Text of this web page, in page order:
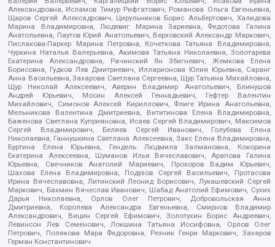
Александровна, Исламов Тимур Рифгатович, Романова Ольга Евгеньевна,
Щаров Сергей Алексадрович, Цирульников Борис Альбертович, Халидова
Марина Владимировна, Людевиг Марина Зариевна, Федотова Галина
Анатольевна, Паутов Юрий Анатольевич, Верховский Александр Маркович,
Пислакова-Паркер Марина Петровна, Кочеткова Татьяна Владимировна,
Чуркина Наталья Валерьевна, Акимова Татьяна Николаевна, Золотарева
Екатерина Александровна, Рачинский Ян Збигневич, Жемкова Елена
Борисовна, Гудков Лев Дмитриевич, Илларионова Юлия Юрьевна, Саранг
Анна Васильевна, Захарова Светлана Сергеевна, Щур Татьяна Михайловна,
Щур Николай Алексеевич, Аверин Владимир Анатольевич, Блинушов
Андрей Юрьевич, Мосин Алексей Геннадьевич, Гефтер Валентин
Михайлович, Симонов Алексей Кириллович, Флиге Ирина Анатольевна,
Мельникова Валентина Дмитриевна, Вититинова Елена Владимировна,
Баженова Светлана Куприяновна, Исаев Сергей Владимирович, Максимов
Сергей Владимирович, Беляев Сергей Иванович, Голубева Елена
Николаевна, Ганнушкина Светлана Алексеевна, Закс Елена Владимировна,
Буртина Елена Юрьевна, Гендель Людмила Залмановна, Кокорина
Екатерина Алексеевна, Шуманов Илья Вячеславович, Арапова Галина
Юрьевна, Свечников Анатолий Мариевич, Прохоров Вадим Юрьевич,
Шахова Елена Владимировна, Подузов Сергей Васильевич, Протасова
Ирина Вячеславовна, Литинский Леонид Борисович, Лукашевский Сергей
Маркович, Бахмин Вячеслав Иванович, Шабад Анатолий Ефимович, Сухих
Дарья Николаевна, Орлов Олег Петрович, Добровольская Анна
Дмитриевна, Королева Александра Евгеньевна, Смирнов Владимир
Александрович, Вицин Сергей Ефимович, Золотухин Борис Андреевич,
Левинсон Лев Семенович, Локшина Татьяна Иосифовна, Орлов Олег
Петрович, Полякова Мара Федоровна, Резник Генри Маркович, Захаров
Герман Константинович